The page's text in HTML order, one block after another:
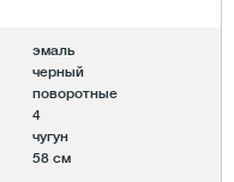
эмаль
черный
поворотные
4
чугун
58 см